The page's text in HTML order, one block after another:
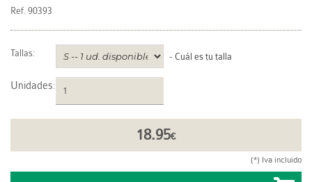
Ref. 90393
Tallas: - Cuál es tu talla
Unidades:
18.95€
(*) Iva incluido